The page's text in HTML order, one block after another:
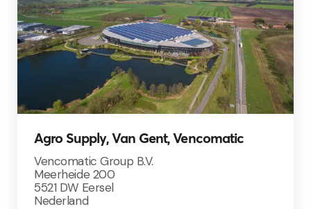
Agro Supply, Van Gent, Vencomatic
Vencomatic Group B.V.
Meerheide 200
5521 DW Eersel
Nederland